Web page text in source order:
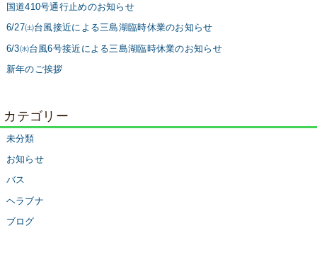
国道410号通行止めのお知らせ
6/27㈯台風接近による三島湖臨時休業のお知らせ
6/3㈬台風6号接近による三島湖臨時休業のお知らせ
新年のご挨拶
カテゴリー
未分類
お知らせ
バス
ヘラブナ
ブログ